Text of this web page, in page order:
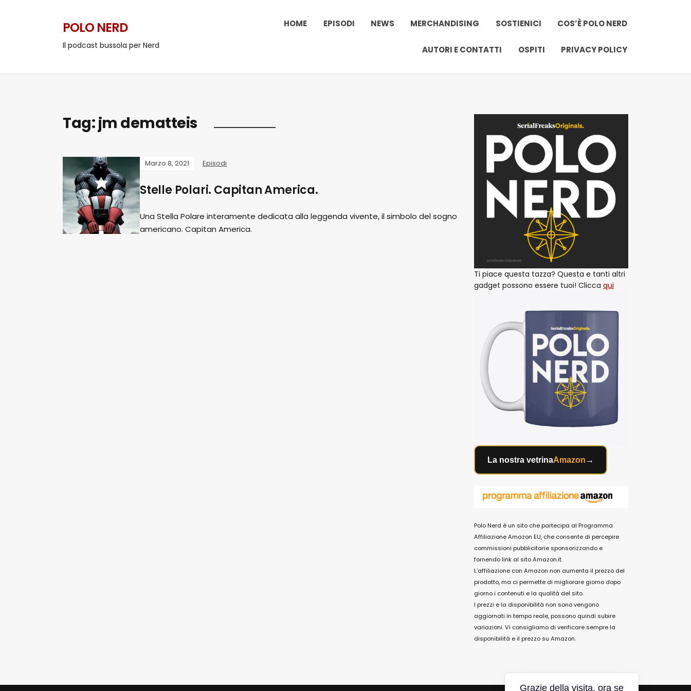
POLO NERD
Il podcast bussola per Nerd
HOME EPISODI NEWS MERCHANDISING SOSTIENICI COS’È POLO NERD
AUTORI E CONTATTI OSPITI PRIVACY POLICY
Tag:jm dematteis
Marzo 8, 2021 Episodi
Stelle Polari. Capitan America.
Una Stella Polare interamente dedicata alla leggenda vivente, il simbolo del sogno
americano. Capitan America.
Ti piace questa tazza? Questa e tanti altri
gadget possono essere tuoi! Clicca qui
La nostra vetrinaAmazon →
Polo Nerd è un sito che partecipa al Programma
Affiliazione Amazon EU, che consente di percepire
commissioni pubblicitarie sponsorizzando e
fornendo link al sito Amazon.it.
L’affiliazione con Amazon non aumenta il prezzo del
prodotto, ma ci permette di migliorare giorno dopo
giorno i contenuti e la qualità del sito.
I prezzi e la disponibilità non sono vengono
aggiornati in tempo reale, possono quindi subire
variazioni. Vi consigliamo di verificare sempre la
disponibilità e il prezzo su Amazon.
Grazie della visita, ora se